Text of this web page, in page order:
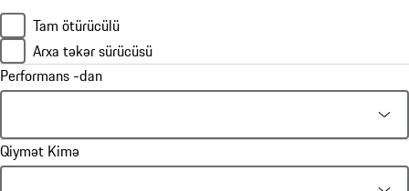
Tam ötürücülü
Arxa təkər sürücüsü
Performans -dan
Qiymət Kimə